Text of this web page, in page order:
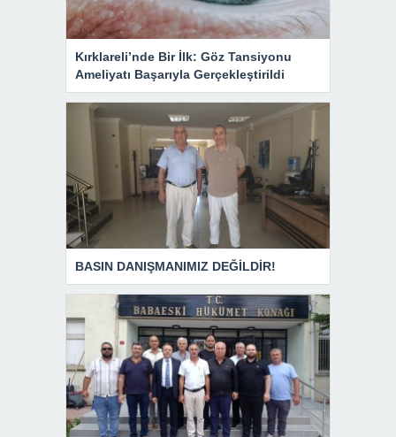
Kırklareli’nde Bir İlk: Göz Tansiyonu
Ameliyatı Başarıyla Gerçekleştirildi
BASIN DANIŞMANIMIZ DEĞİLDİR!